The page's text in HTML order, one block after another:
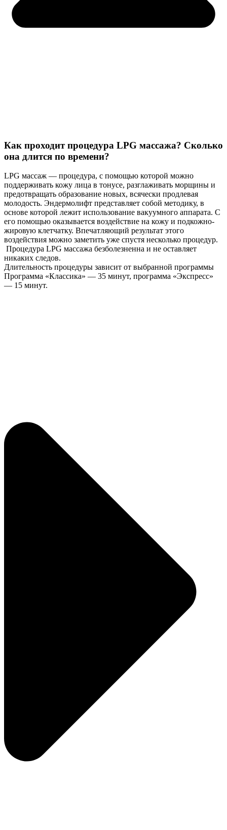
Как проходит процедура LPG массажа? Сколько
она длится по времени?
LPG массаж — процедура, с помощью которой можно
поддерживать кожу лица в тонусе, разглаживать морщины и
предотвращать образование новых, всячески продлевая
молодость. Эндермолифт представляет собой методику, в
основе которой лежит использование вакуумного аппарата. С
его помощью оказывается воздействие на кожу и подкожно-
жировую клетчатку. Впечатляющий результат этого
воздействия можно заметить уже спустя несколько процедур.
Процедура LPG массажа безболезненна и не оставляет
никаких следов.
Длительность процедуры зависит от выбранной программы
Программа «Классика» — 35 минут, программа «Экспресс»
— 15 минут.